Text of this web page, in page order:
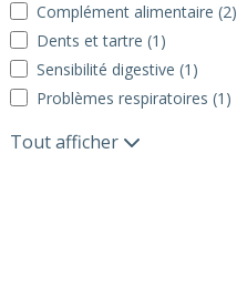
Complément alimentaire (2)
Dents et tartre (1)
Sensibilité digestive (1)
Problèmes respiratoires (1)
Tout afficher